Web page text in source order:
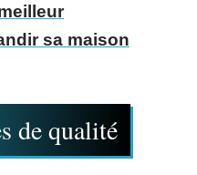
sa maison
de qualité